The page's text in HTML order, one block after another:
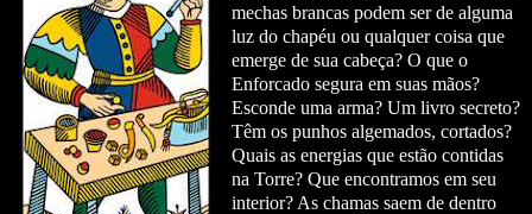
mechas brancas podem ser de alguma
luz do chapéu ou qualquer coisa que
emerge de sua cabeça? O que o
Enforcado segura em suas mãos?
Esconde uma arma? Um livro secreto?
Têm os punhos algemados, cortados?
Quais as energias que estão contidas
na Torre? Que encontramos em seu
interior? As chamas saem de dentro